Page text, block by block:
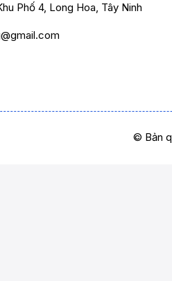
Phố 4, Long Hoa, Tây Ninh
© Bản